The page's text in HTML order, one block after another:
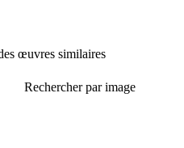
œuvres similaires
Rechercher par image